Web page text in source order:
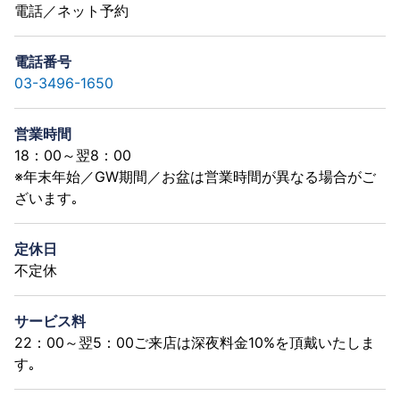
電話／ネット予約
電話番号
03-3496-1650
営業時間
18：00～翌8：00
※年末年始／GW期間／お盆は営業時間が異なる場合がご
ざいます｡
定休日
不定休
サービス料
22：00～翌5：00ご来店は深夜料金10%を頂戴いたしま
す｡